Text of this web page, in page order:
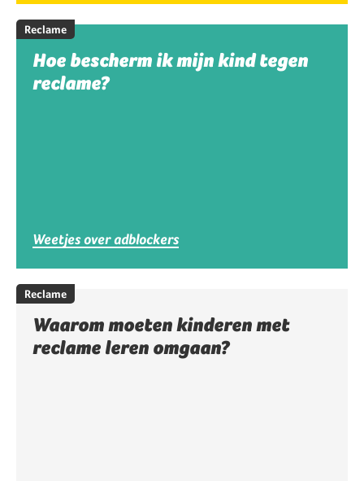
Reclame
Hoe bescherm ik mijn kind tegen
reclame?
Weetjes over adblockers
Reclame
Waarom moeten kinderen met
reclame leren omgaan?